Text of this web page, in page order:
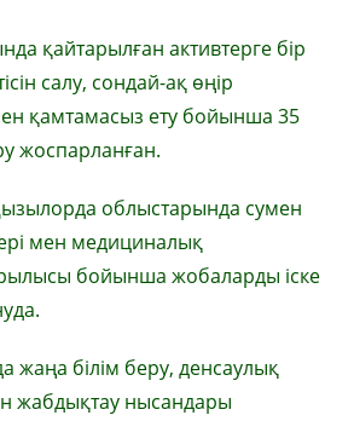
қайтарылған активтерге бір
салу, сондай-ақ өңір
қамтамасыз ету бойынша 35
жоспарланған.
облыстарында сумен
мен медициналық
бойынша жобаларды іске
жаңа білім беру, денсаулық
жабдықтау нысандары